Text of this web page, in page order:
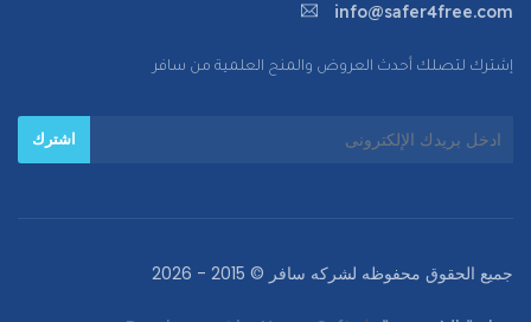
info@safer4free.com
إشترك لتصلك أحدث العروض والمنح العلمية من سافر
جميع الحقوق محفوظه لشركه سافر © 2015 - 2026